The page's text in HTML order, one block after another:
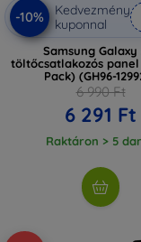
-10%
Kedvezmény
kuponnal
Samsung Galaxy
töltőcsatlakozós
Pack) (GH96-
6 990 Ft
6 291 Ft
Raktáron > 5